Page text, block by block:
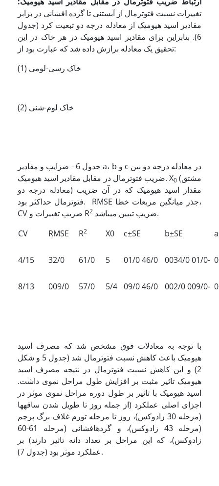
تغییرات نسبت فتوترمال از آبستنی تا گرده افشانی در برابر
مقادیر اسید هیومیک از معادله درجه دو تبعیت کرد (جدول
6). بنابراین برای مقادیر اسید هیومیک در هر خاک در این
تحقیق یک معادله برازش داده شد که عبارت بود از:
(1) خاک رسی-لومی
(2) خاک لوم-شنی
جدول 6 - ضرایب و مقادیر a، b و c در معادله درجه دو بین
ضریب فتوترمال در مقابل مقادیر اسید هیومیک. X0(مشتق
معادله درجه دو) مقدار اسید هیومیک که در آن ضریب
فتوترمال حداکثر بود. RMSE جذر میانگین مربعات خطا،
CV ضریب تغییرات و R2
ضریب تبیین می­باشد.
CV
RMSE R2 X0 c±SE b±SE
4/15 32/0 61/0 5 01/0 46/0 0034/0 01/0-
8/13 009/0 57/0 5/4 09/0 46/0 002/0 009/0-
با توجه به معادلات فوق مشخص شد که مصرف اسید
هیومیک باعث کاهش نسبت فتوترمال شد (جدول 5 و شکل
2) و این کاهش نسبت فتوترمال در نتیجه مصرف اسید
هیومیک تاثیر مثبت بر افزایش طول مراحل نموی داشت.
اسید هیومیک با تاثیر بر طول دوره مراحل نموی موثر در
اجزای اصلی عملکرد (از جمله روز تا طویل شدن ساقه­ها
(مرحله 30 زادوکس)، روز تا مرحله تورم غلاف برگ پرچم
(مرحله 43 زادوکس)، و گرده­افشانی (مرحله 61-60
زادوکس)، که این مراحل بر تعداد دانه تاثیر دارند) بر
عملکرد موثر بود (جدول 7).